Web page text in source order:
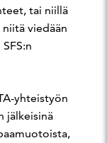
tai niillä
viedään
yhteistyön
jälkeisinä